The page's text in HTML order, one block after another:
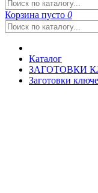
Корзина пусто 0
Каталог
ЗАГОТОВКИ
Заготовки